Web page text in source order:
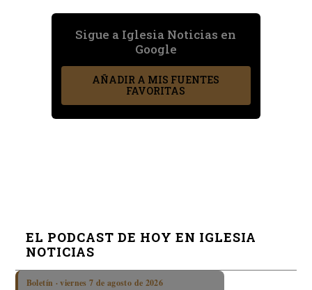
Sigue a Iglesia Noticias en
Google
AÑADIR A MIS FUENTES
FAVORITAS
EL PODCAST DE HOY EN IGLESIA
NOTICIAS
Boletín · viernes 7 de agosto de 2026